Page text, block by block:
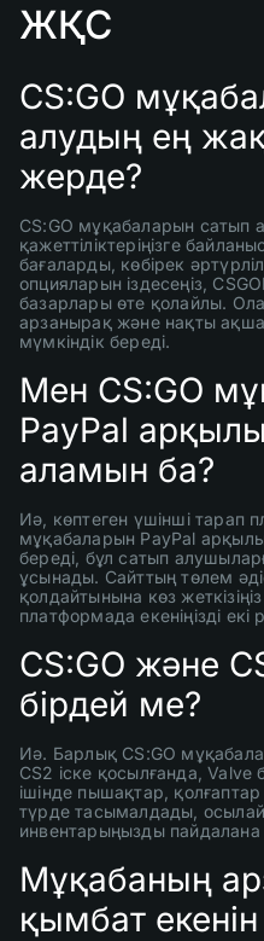
ЖҚС
CS:GO
алудың ең
жерде?
CS:GO мұқабаларын сатып
қажеттіліктеріңізге
бағаларды, көбірек
опцияларын іздесеңіз,
базарлары өте қолайлы.
арзанырақ және нақты
мүмкіндік береді.
Мен CS:GO
PayPal
аламын ба?
Иә, көптеген үшінші тарап
мұқабаларын PayPal
береді, бұл сатып
ұсынады. Сайттың төлем
қолдайтынына көз
платформада екеніңізді екі
CS:GO және
бірдей ме?
Иә. Барлық CS:GO
CS2 іске қосылғанда,
ішінде пышақтар,
түрде тасымалдады,
инвентарыңызды пайдалана
Мұқабаның
қымбат